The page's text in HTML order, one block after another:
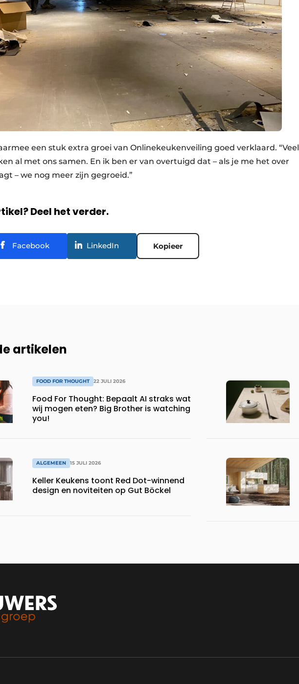
een stuk extra groei van Onlinekeukenveiling goed verklaard. “Veel
al met ons samen. En ik ben er van overtuigd dat – als je me het over
– we nog meer zijn gegroeid.”
Deel het verder.
Facebook LinkedIn Kopieer
artikelen
FOOD FOR THOUGHT 22 JULI 2026
Food For Thought: Bepaalt AI straks wat
wij mogen eten? Big Brother is watching
you!
ALGEMEEN 15 JULI 2026
Keller Keukens toont Red Dot-winnend
design en noviteiten op Gut Böckel